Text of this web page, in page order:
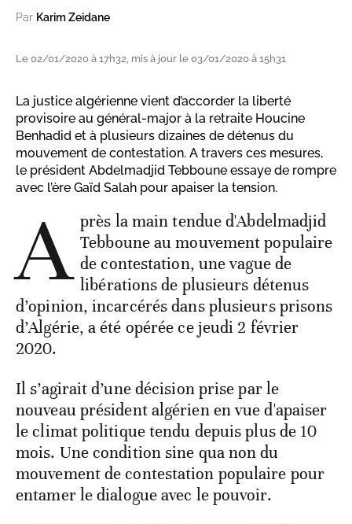
Par Karim Zeidane
Le 02/01/2020 à 17h32, mis à jour le 03/01/2020 à 15h31
La justice algérienne vient d’accorder la liberté
provisoire au général-major à la retraite Houcine
Benhadid et à plusieurs dizaines de détenus du
mouvement de contestation. A travers ces mesures,
le président Abdelmadjid Tebboune essaye de rompre
avec l’ère Gaïd Salah pour apaiser la tension.
A près la main tendue d'Abdelmadjid
Tebboune au mouvement populaire
de contestation, une vague de
libérations de plusieurs détenus
d’opinion, incarcérés dans plusieurs prisons
d’Algérie, a été opérée ce jeudi 2 février
2020.
Il s’agirait d’une décision prise par le
nouveau président algérien en vue d'apaiser
le climat politique tendu depuis plus de 10
mois. Une condition sine qua non du
mouvement de contestation populaire pour
entamer le dialogue avec le pouvoir.